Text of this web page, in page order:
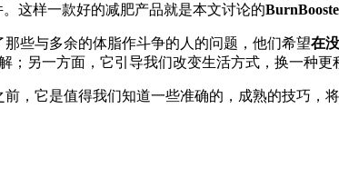
这样一款好的减肥产品就是本文讨论的
些与多余的体脂作斗争的人的问题，他们希望在
另一方面，它引导我们改变生活方式，换一种更
，它是值得我们知道一些准确的，成熟的技巧